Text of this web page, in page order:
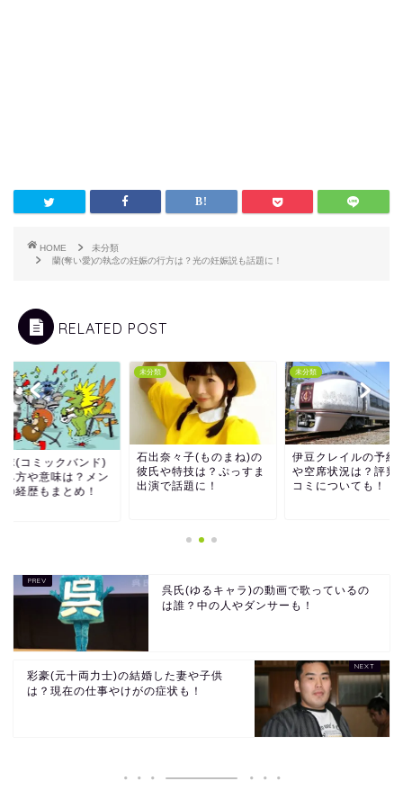
HOME
未分類
蘭(奪い愛)の執念の妊娠の行方は？光の妊娠説も話題に！
RELATED POST
球(コミックバンド)
み方や意味は？メン
の経歴もまとめ！
未分類
石出奈々子(ものまね)の
彼氏や特技は？ぷっすま
出演で話題に！
未分類
伊豆クレイルの予約
や空席状況は？評判
コミについても！
呉氏(ゆるキャラ)の動画で歌っているの
は誰？中の人やダンサーも！
彩豪(元十両力士)の結婚した妻や子供
は？現在の仕事やけがの症状も！